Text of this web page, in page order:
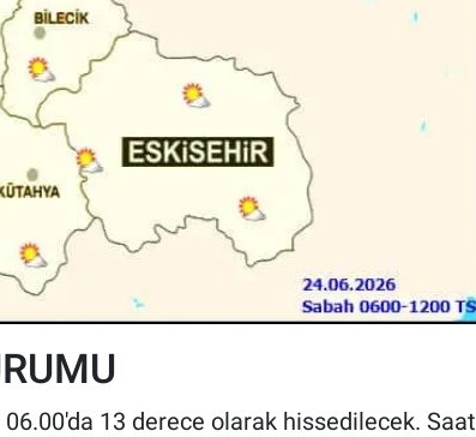
06.00'da 13 derece olarak hissedilecek. Saat